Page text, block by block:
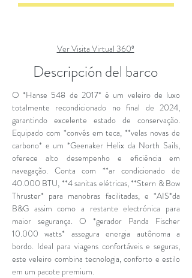
Ver Visita Virtual 360º
Descripción del barco
O *Hanse 548 de 2017* é um veleiro de luxo
totalmente recondicionado no final de 2024,
garantindo excelente estado de conservação.
Equipado com *convés em teca, **velas novas de
carbono* e um *Geenaker Helix da North Sails,
oferece alto desempenho e eficiência em
navegação. Conta com **ar condicionado de
40.000 BTU, **4 sanitas elétricas, **Stern & Bow
Thruster* para manobras facilitadas, e *AIS*da
B&G assim como a restante electrónica para
maior segurança. O *gerador Panda Fischer
10.000 watts* assegura energia autônoma a
bordo. Ideal para viagens confortáveis e seguras,
este veleiro combina tecnologia, conforto e estilo
em um pacote premium.